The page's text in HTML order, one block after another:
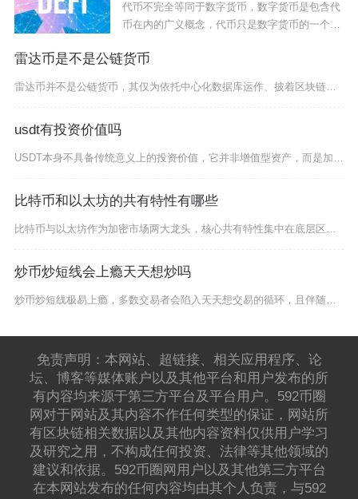
代币不完全等同于数字货币，数字货币是包含代
币在内的广义概念，代币只是数字货币的一个分
雷达币是不是公链货币
雷达币并不是公链货币，其仅为依托中心化数据库运作、披着区块链外衣的传销类资金盘币种，所有宣
usdt有投资价值吗
USDT本身不具备传统意义上的投资价值，它并非增值型资产，而是加密市场的流动性工具与避险媒
比特币和以太坊的共有特性有哪些
比特币与以太坊作为加密市场两大龙头，核心共有特性集中在底层区块链架构、去中心化治理、密码学
炒币炒短线会上瘾天天想炒吗
炒币炒短线极易上瘾，多数交易者会陷入天天想交易的循环，且伴随盯盘成瘾、情绪失控与财务风险，
免责声明：本网站、超链接、相关应用程序、论
坛、博客等媒体账户以及其他平台和用户发布的所
有内容均来源于第三方平台及平台用户。592币圈
网对于网站及其内容不作任何类型的保证，网站所
有区块链相关数据以及其他内容资料仅供用户学习
及研究之用，不构成任何投资、法律等其他领域的
建议和依据。592币圈网用户以及其他第三方平台
在本网站发布的任何内容均由其个人负责，与592